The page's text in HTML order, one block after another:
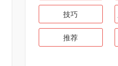
技巧
推荐